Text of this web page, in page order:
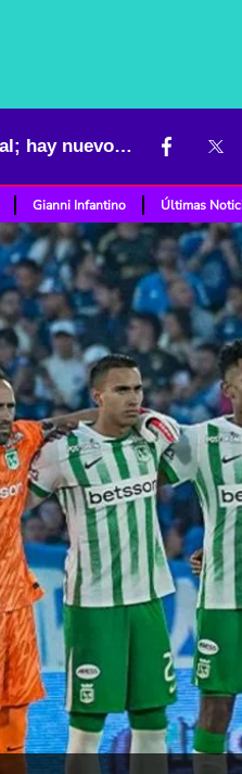
Tabla de posiciones Liga BetPlay con triunfo del Cali y caída de Nacional; hay nuevo líder
Gianni Infantino Últimas